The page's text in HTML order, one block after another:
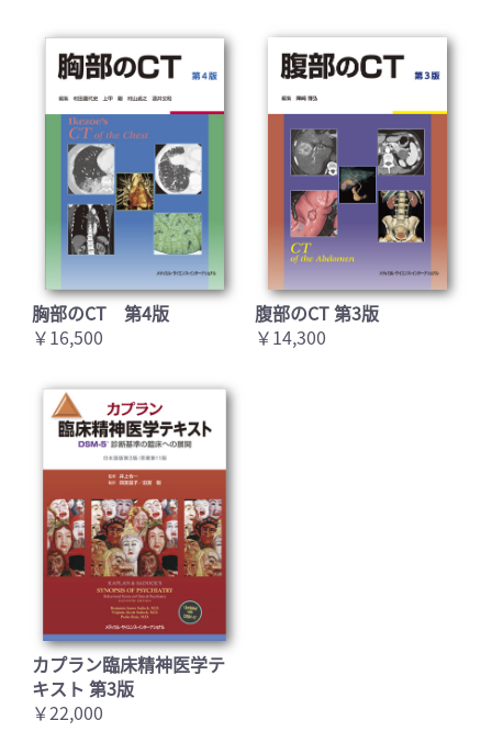
胸部のCT 第4版
￥16,500
腹部のCT 第3版
￥14,300
カプラン臨床精神医学テ
キスト 第3版
￥22,000